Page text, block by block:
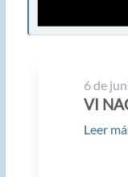
6 de
VI
Leer